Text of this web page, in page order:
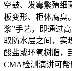
空鼓、发霉繁殖细
板变形、柜体腐臭
浆”手艺，即通过
取防水层之间，实
酸盐或环氧树脂，
CMA检测演讲可帮